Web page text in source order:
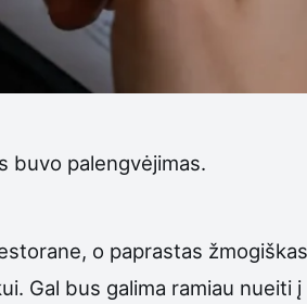
buvo palengvėjimas.
o paprastas
Gal bus galima ramiau